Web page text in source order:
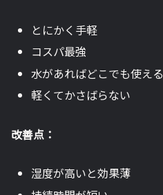
とにかく手軽
コスパ最強
水があればどこでも使える
軽くてかさばらない
改善点：
湿度が高いと効果薄